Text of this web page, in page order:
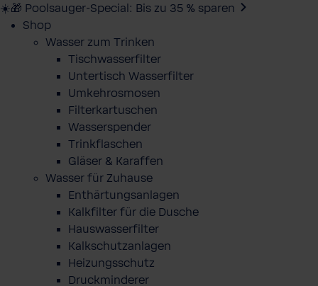
☀️🎁 Poolsauger-Special: Bis zu 35 % sparen
Shop
Wasser zum Trinken
Tischwasserfilter
Untertisch Wasserfilter
Umkehrosmosen
Filterkartuschen
Wasserspender
Trinkflaschen
Gläser & Karaffen
Wasser für Zuhause
Enthärtungsanlagen
Kalkfilter für die Dusche
Hauswasserfilter
Kalkschutzanlagen
Heizungsschutz
Druckminderer